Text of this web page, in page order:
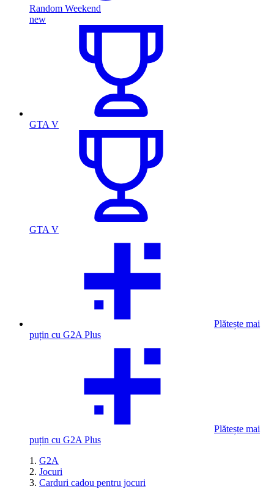
Random Weekend
new
GTA V
GTA V
Plătește mai
puțin cu G2A Plus
Plătește mai
puțin cu G2A Plus
G2A
Jocuri
Carduri cadou pentru jocuri